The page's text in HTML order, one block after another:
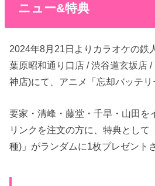
ニュー&特典
2024年8月21日よりカラオケの鉄
葉原昭和通り口店 / 渋谷道玄坂店
神店)にて、アニメ「忘却バッテ
要家・清峰・藤堂・千早・山田を
リンクを注文の方に、特典として
種)」がランダムに1枚プレゼント